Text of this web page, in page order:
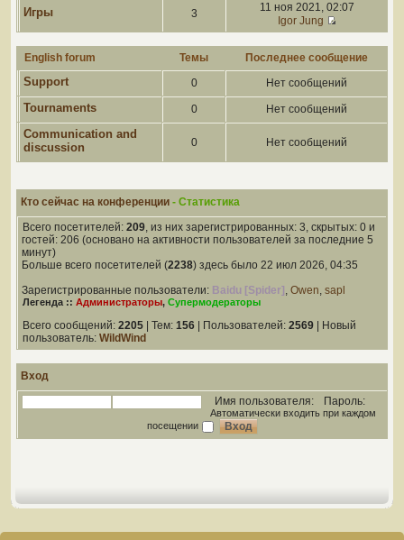
Игры 3
11 ноя 2021, 02:07
Igor Jung
English forum Темы Последнее сообщение
Support 0 Нет сообщений
Tournaments 0 Нет сообщений
Communication and
discussion
0 Нет сообщений
Кто сейчас на конференции - Статистика
Всего посетителей: 209, из них зарегистрированных: 3, скрытых: 0 и
гостей: 206 (основано на активности пользователей за последние 5
минут)
Больше всего посетителей (2238) здесь было 22 июл 2026, 04:35
Зарегистрированные пользователи: Baidu [Spider] , Owen, sapl
Легенда :: Администраторы, Супермодераторы
Всего сообщений: 2205 | Тем: 156 | Пользователей: 2569 | Новый
пользователь: WildWind
Вход
Имя пользователя:
Пароль:
Автоматически входить при каждом
посещении